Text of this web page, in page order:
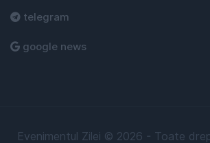
telegram
google news
Evenimentul Zilei © 2026 - Toate